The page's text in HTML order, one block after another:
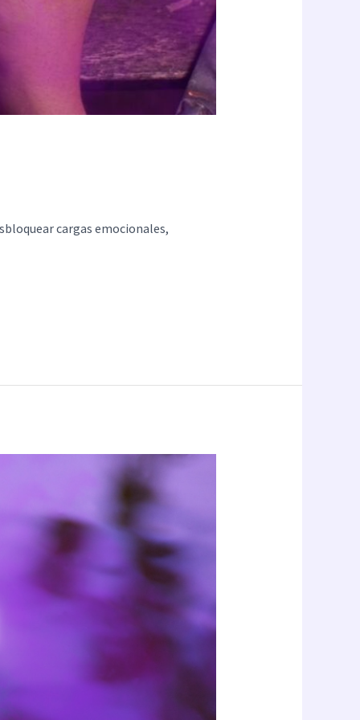
cargas emocionales,